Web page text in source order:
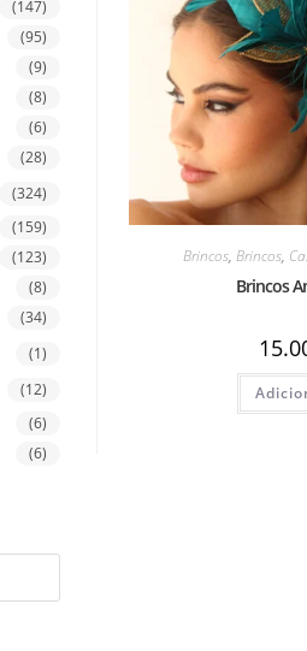
Brincos, Brincos,
Brincos
(147)
(95)
(9)
(8)
(6)
(28)
(324)
(159)
(123)
(8)
(34)
(1)
(12)
(6)
(6)